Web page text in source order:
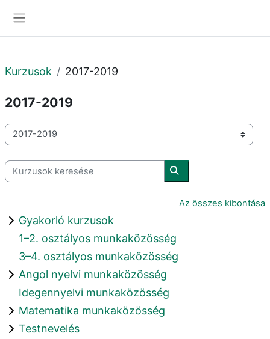
Kurzusok 2017-2019
2017-2019
Kurzuskategóriák
Kurzusok keresése
Kurzusok keresése
Az összes kibontása
Gyakorló kurzusok
1–2. osztályos munkaközösség
3–4. osztályos munkaközösség
Angol nyelvi munkaközösség
Idegennyelvi munkaközösség
Matematika munkaközösség
Testnevelés